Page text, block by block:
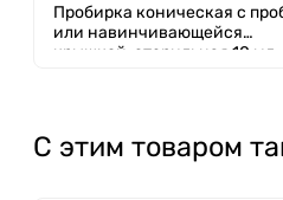
Пробирка коническая с
или навинчивающейся
крышкой, стерильная 10 мл,
С этим товаром